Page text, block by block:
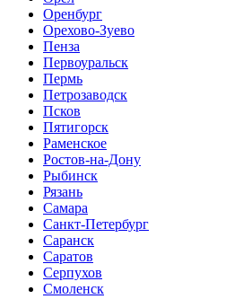
Оренбург
Орехово-Зуево
Пенза
Первоуральск
Пермь
Петрозаводск
Псков
Пятигорск
Раменское
Ростов-на-Дону
Рыбинск
Рязань
Самара
Санкт-Петербург
Саранск
Саратов
Серпухов
Смоленск